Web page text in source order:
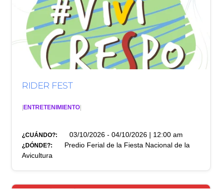
RIDER FEST
ENTRETENIMIENTO
¿CUÁNDO?: 03/10/2026 - 04/10/2026 | 12:00 am
¿DÓNDE?:
Predio Ferial de la Fiesta Nacional de la
Avicultura